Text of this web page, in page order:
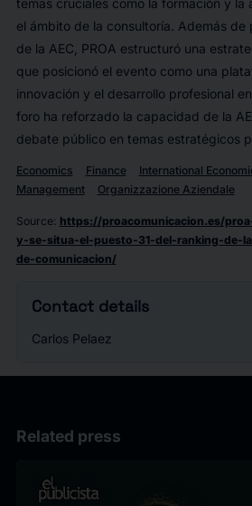
el ámbito de la consultoría. Además
de la AEC, PROA estructuró una
que posicionó el evento como una
innovación y el desarrollo profesional
foro ha reforzado la capacidad de la
debate público en temas estratégicos
Economics Finance International
Management
Organizzazione Aziendale
Source: https://proacomunicacion.es/
y-se-situa-el-puesto-31-del-ranking-de-
de-comunicacion/
Contact details
Carlos Pelaez
Related press